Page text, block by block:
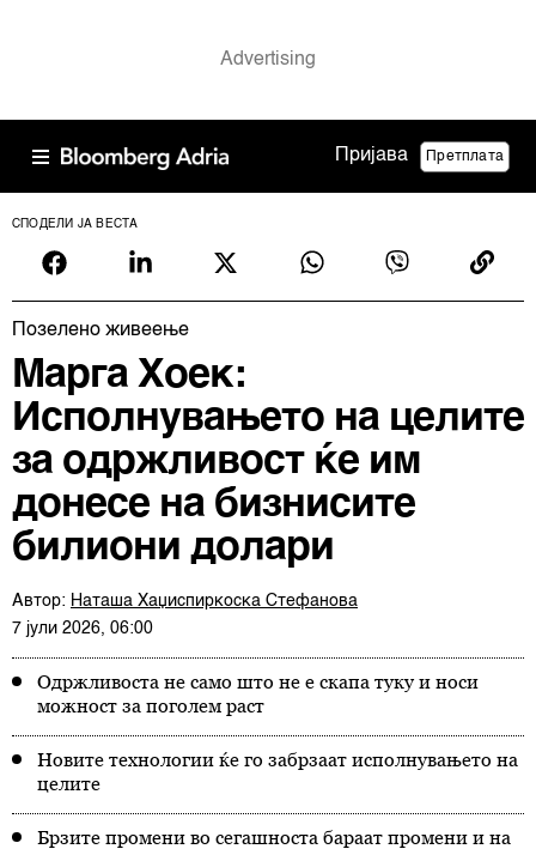
Пријава Претплата
СПОДЕЛИ ЈА ВЕСТА
Позелено живеење
Марга Хоек:
Исполнувањето на целите
за одржливост ќе им
донесе на бизнисите
билиони долари
Автор: Наташа Хаџиспиркоска Стефанова
7 јули 2026, 06:00
Одржливоста не само што не е скапа туку и носи
можност за поголем раст
Новите технологии ќе го забрзаат исполнувањето на
целите
Брзите промени во сегашноста бараат промени и на